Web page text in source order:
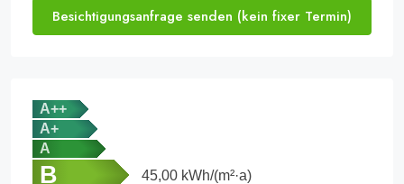
Besichtigungsanfrage senden (kein fixer Termin)
A++
A+
A
B 45,00 kWh/(m²·a)